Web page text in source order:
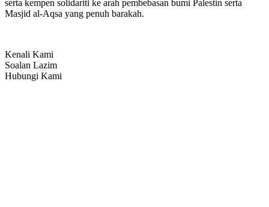
serta kempen solidariti ke arah pembebasan bumi Palestin serta
Masjid al-Aqsa yang penuh barakah.
Kenali Kami
Soalan Lazim
Hubungi Kami